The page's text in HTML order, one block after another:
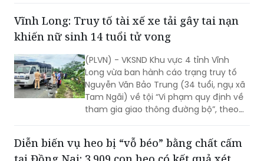
đăng ký và tuyệt đối không chuyển tiền
theo yêu cầu từ các tài khoản không rõ
nguồn gốc.
(PLVN) - VKSND Khu vực 4 tỉnh Vĩnh
Long vừa ban hành cáo trạng truy tố
Nguyễn Văn Bảo Trung (34 tuổi, ngụ xã
Tam Ngãi) về tội “Vi phạm quy định về
tham gia giao thông đường bộ”, theo
điểm a khoản 1 Điều 260 BLHS.
Diễn biến vụ heo bị “vỗ béo” bằng chất cấm
nghiệm dương tính